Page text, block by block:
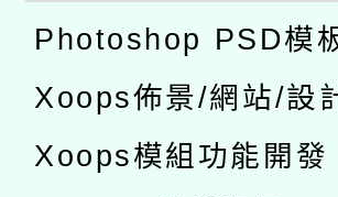
Photoshop PSD模
Xoops佈景/網站/設
Xoops模組功能開發